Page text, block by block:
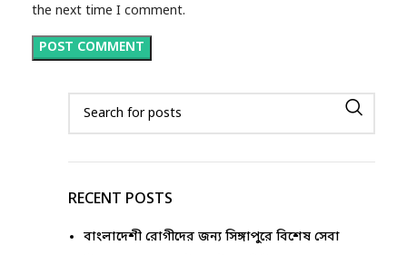
the next time I comment.
RECENT POSTS
বাংলাদেশী রোগীদের জন্য সিঙ্গাপুরে বিশেষ সেবা